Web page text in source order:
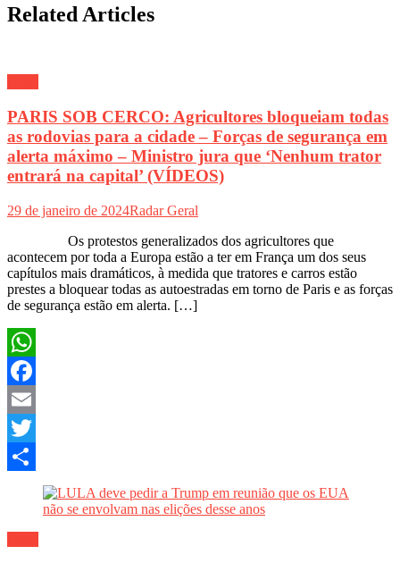
Related Articles
PARIS SOB CERCO: Agricultores bloqueiam todas
as rodovias para a cidade – Forças de segurança em
alerta máximo – Ministro jura que ‘Nenhum trator
entrará na capital’ (VÍDEOS)
29 de janeiro de 2024Radar Geral
Os protestos generalizados dos agricultores que
acontecem por toda a Europa estão a ter em França um dos seus
capítulos mais dramáticos, à medida que tratores e carros estão
prestes a bloquear todas as autoestradas em torno de Paris e as forças
de segurança estão em alerta. […]
WhatsApp
Facebook
Email
Twitter